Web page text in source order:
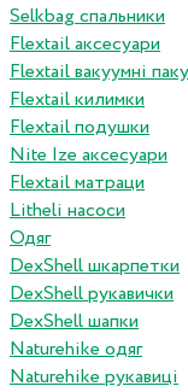
Selkbag спальники
Flextail аксесуари
Flextail вакуумні
Flextail килимки
Flextail подушки
Nite Ize аксесуари
Flextail матраци
Litheli насоси
Одяг
DexShell шкарпетки
DexShell рукавички
DexShell шапки
Naturehike одяг
Naturehike рукавиці